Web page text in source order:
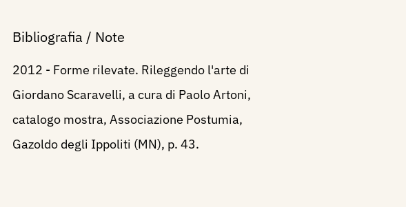
Bibliografia / Note
2012 - Forme rilevate. Rileggendo l'arte di
Giordano Scaravelli, a cura di Paolo Artoni,
catalogo mostra, Associazione Postumia,
Gazoldo degli Ippoliti (MN), p. 43.